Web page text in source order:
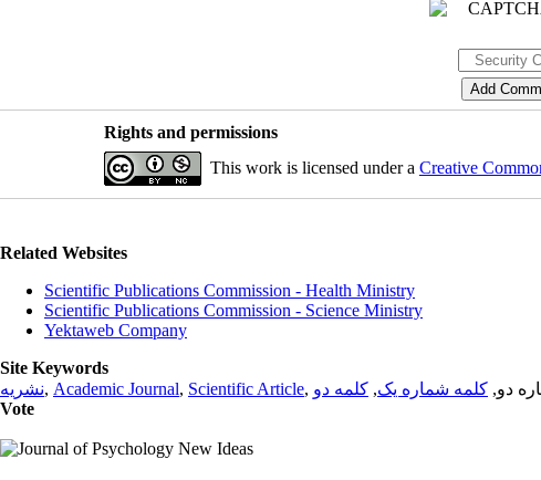
Rights and permissions
This work is licensed under a Creative
Related Websites
Scientific Publications Commission - Health Ministry
Scientific Publications Commission - Science Ministry
Yektaweb Company
Site Keywords
نشریه, Academic Journal, Scientific Article, دو, کلمه شماره یک, کلمه دو
Vote